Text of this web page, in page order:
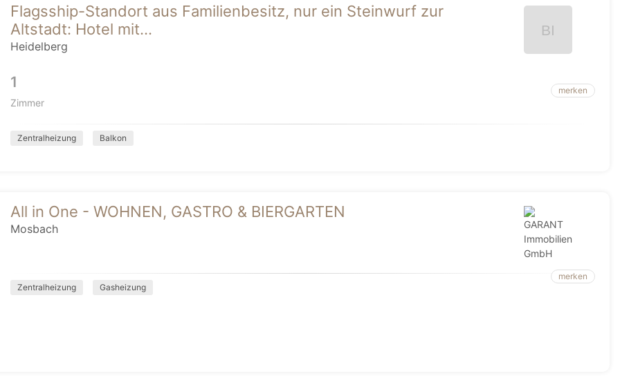
Flagsship-Standort aus Familienbesitz, nur ein Steinwurf zur
Altstadt: Hotel mit...
Heidelberg
1
Zimmer
merken
Zentralheizung Balkon
All in One - WOHNEN, GASTRO & BIERGARTEN
Mosbach
merken
Zentralheizung
Gasheizung